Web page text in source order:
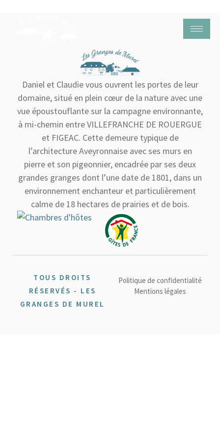
Daniel et Claudie vous ouvrent les portes de leur
domaine, situé en plein cœur de la nature avec une
vue époustouflante sur la campagne environnante,
à mi-chemin entre VILLEFRANCHE DE ROUERGUE
et FIGEAC. Cette demeure typique de
l’architecture Aveyronnaise avec ses murs en
pierre et son pigeonnier, encadrée par ses deux
grandes granges dont l’une date de 1801, dans un
environnement enchanteur et particulièrement
calme de 18 hectares de prairies et de bois.
TOUS DROITS
RÉSERVÉS - LES
GRANGES DE MUREL
Politique de confidentialité
Mentions légales